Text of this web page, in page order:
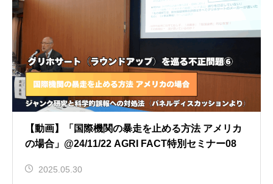
【動画】「国際機関の暴走を止める方法 アメリカ
の場合」@24/11/22 AGRI FACT特別セミナー08
2025.05.30